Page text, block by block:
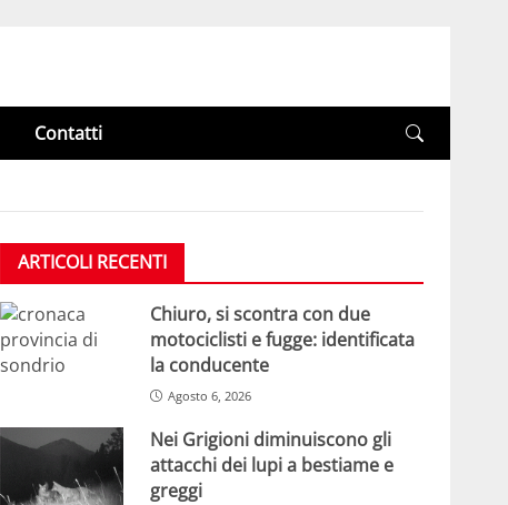
Contatti
ARTICOLI RECENTI
Chiuro, si scontra con due
motociclisti e fugge: identificata
la conducente
Agosto 6, 2026
Nei Grigioni diminuiscono gli
attacchi dei lupi a bestiame e
greggi